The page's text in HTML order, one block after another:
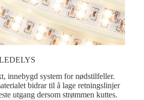
innebygd system for nødstilfeller.
bidrar til å lage retningslinjer
utgang dersom strømmen kuttes.